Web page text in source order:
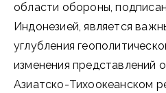
области обороны,
Индонезией, является
углубления
изменения представлений
Азиатско-Тихоокеанском